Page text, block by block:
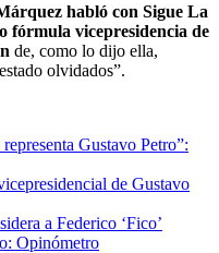
habló con Sigue La
fórmula vicepresidencia de
de, como lo dijo ella,
olvidados”.
Gustavo Petro”:
de Gustavo
a Federico ‘Fico’
Opinómetro